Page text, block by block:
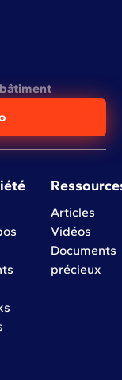
Articles
Vidéos
Documents
précieux